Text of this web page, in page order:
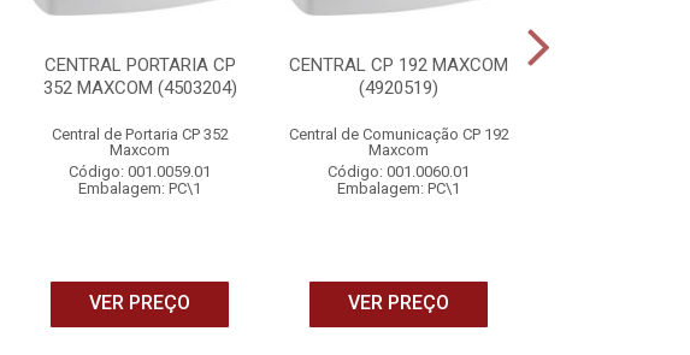
CENTRAL PORTARIA CP
352 MAXCOM (4503204)
Central de Portaria CP 352
Maxcom
Código: 001.0059.01
Embalagem: PC\1
VER PREÇO
CENTRAL CP 192 MAXCOM
(4920519)
Central de Comunicação CP 192
Maxcom
Código: 001.0060.01
Embalagem: PC\1
VER PREÇO